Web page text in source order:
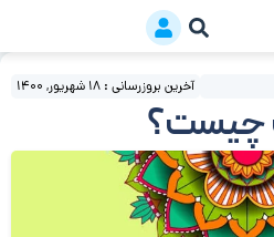
آخرین بروزرسانی : 18 شهریور, 1400